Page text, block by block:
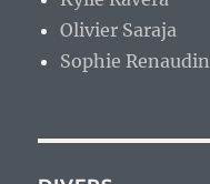
Olivier Saraja
Sophie Renaudin